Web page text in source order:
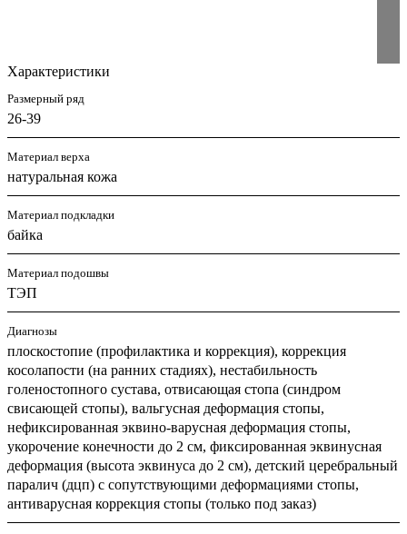
Характеристики
Размерный ряд
26-39
Материал верха
натуральная кожа
Материал подкладки
байка
Материал подошвы
ТЭП
Диагнозы
плоскостопие (профилактика и коррекция), коррекция
косолапости (на ранних стадиях), нестабильность
голеностопного сустава, отвисающая стопа (синдром
свисающей стопы), вальгусная деформация стопы,
нефиксированная эквино-варусная деформация стопы,
укорочение конечности до 2 см, фиксированная эквинусная
деформация (высота эквинуса до 2 см), детский церебральный
паралич (дцп) с сопутствующими деформациями стопы,
антиварусная коррекция стопы (только под заказ)